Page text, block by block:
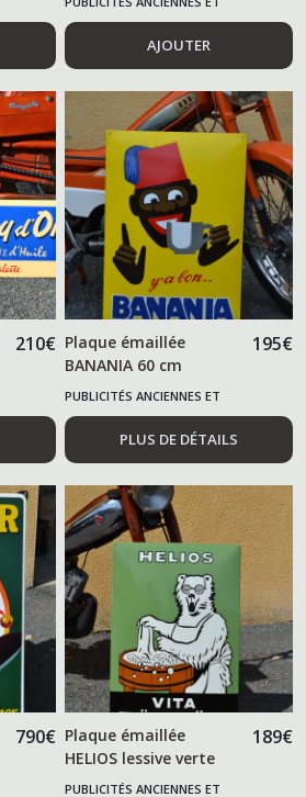
ALIMENTAIRES
AJOUTER
210€ Plaque émaillée
BANANIA 60 cm
195€
PUBLICITÉS ANCIENNES ET
ALIMENTAIRES
PLUS DE DÉTAILS
790€ Plaque émaillée
HELIOS lessive verte
189€
PUBLICITÉS ANCIENNES ET